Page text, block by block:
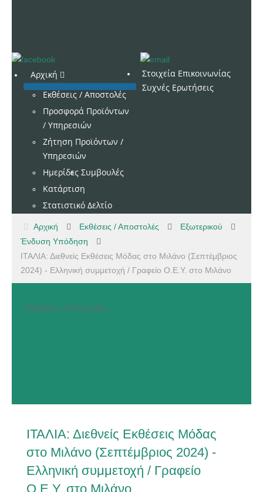
Αρχική
Εκθέσεις / Αποστολές
Προσφορά Προϊόντων
/ Υπηρεσιών
Ζήτηση Προϊόντων /
Υπηρεσιών
Ημερίδες Συμβουλές
Κατάρτιση
Στατιστικό Δελτίο
Στοιχεία Επικοινωνίας
Συχνές Ερωτήσεις
Αρχική Εκθέσεις / Αποστολές
Εξωτερικού
Ένδυση Υπόδηση
ΙΤΑΛΙΑ: Διεθνείς Εκθέσεις Μόδας στο Μιλάνο (Σεπτέμβριος
2024) - Ελληνική συμμετοχή / Γραφείο Ο.Ε.Υ. στο Μιλάνο
Εκθέσεις / Αποστολές
ΙΤΑΛΙΑ: Διεθνείς Εκθέσεις Μόδας
στο Μιλάνο (Σεπτέμβριος 2024) -
Ελληνική συμμετοχή / Γραφείο
Ο.Ε.Υ. στο Μιλάνο